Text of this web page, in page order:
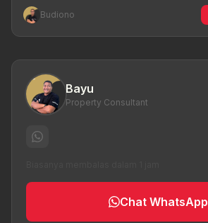
Budiono
Bayu
Property Consultant
Chat WhatsApp